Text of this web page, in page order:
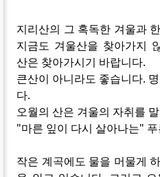
지리산의 그 혹독한 겨울과
지금도 겨울산을 찾아가지
산은 찾아가시기 바랍니다.
큰산이 아니라도 좋습니다.
다.
오월의 산은 겨울의 자취를
"마른 잎이 다시 살아나는"
작은 계곡에도 물을 머물게